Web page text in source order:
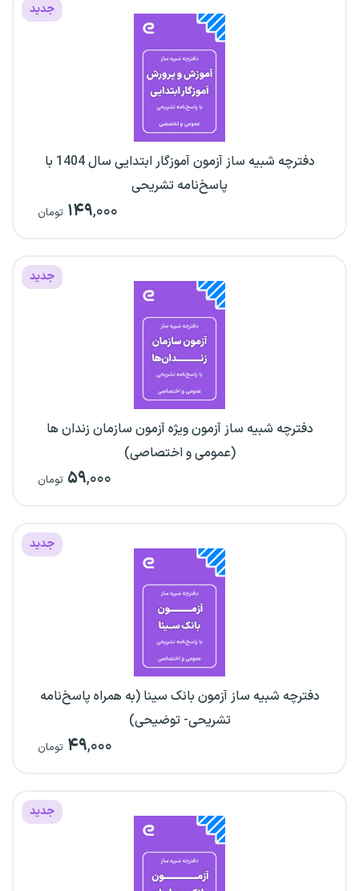
جدید
دفترچه شبیه ساز آزمون آموزگار ابتدایی سال 1404 با
پاسخ‌نامه تشریحی
۱۴۹,۰۰۰ تومان
جدید
دفترچه شبیه ساز آزمون ویژه آزمون سازمان زندان ها
(عمومی و اختصاصی)
۵۹,۰۰۰ تومان
جدید
دفترچه شبیه ساز آزمون بانک سینا (به همراه پاسخ‌نامه
تشریحی- توضیحی)
۴۹,۰۰۰ تومان
جدید